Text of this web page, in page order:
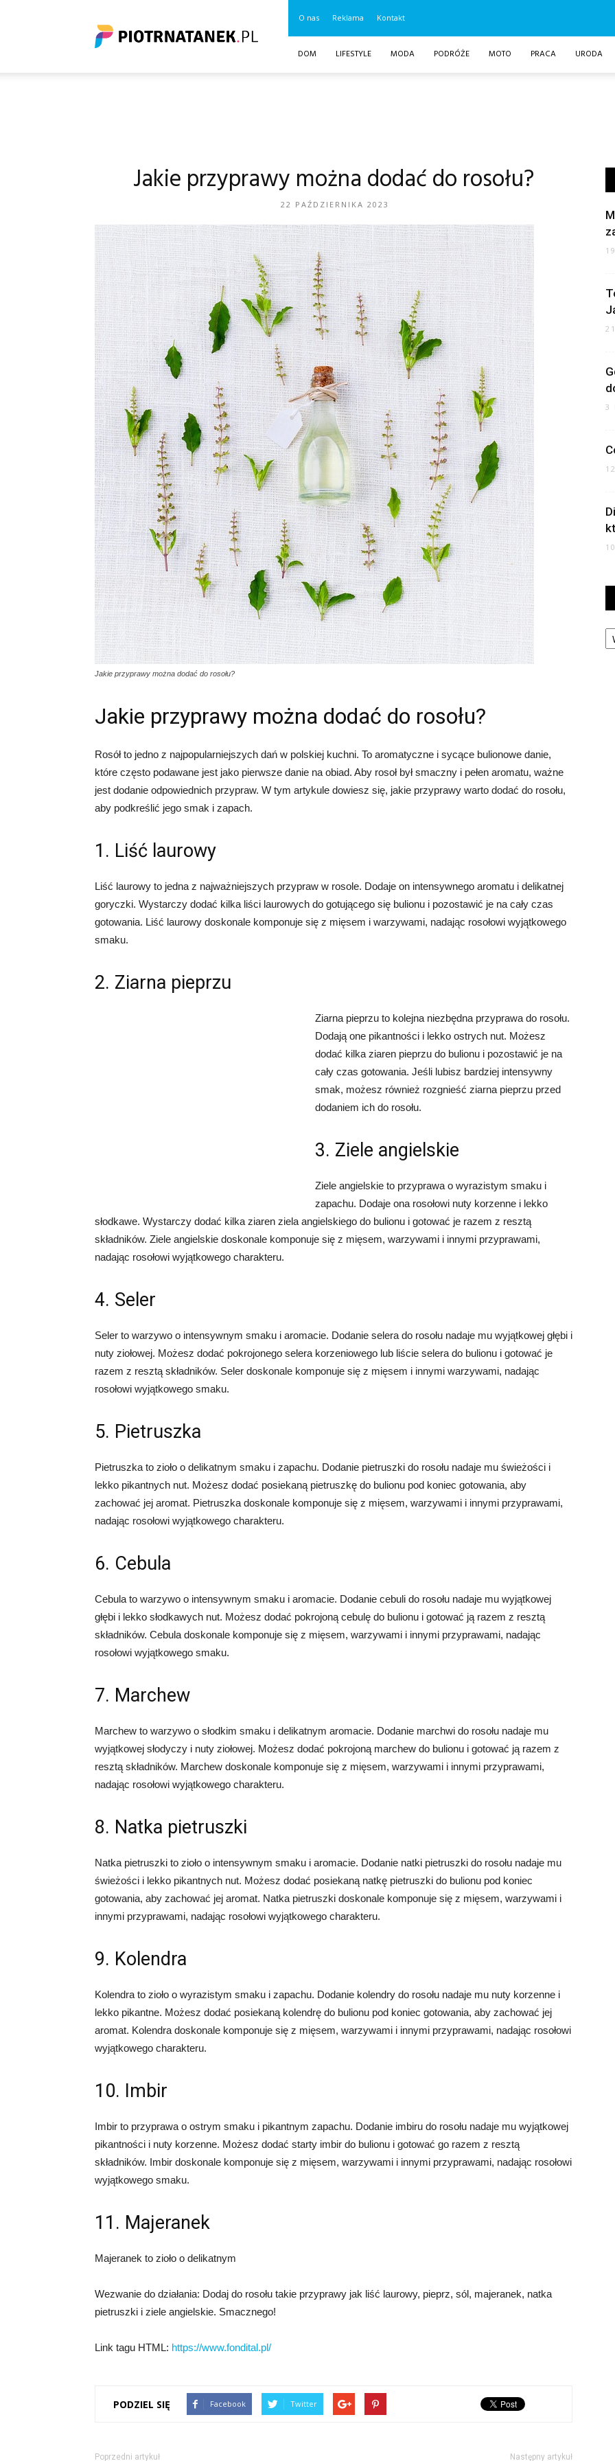
O nas Reklama Kontakt
DOM LIFESTYLE MODA PODRÓŻE MOTO PRACA URODA
Jakie przyprawy można dodać do rosołu?
22 PAŹDZIERNIKA 2023
Jakie przyprawy można dodać do rosołu?
Jakie przyprawy można dodać do rosołu?
Rosół to jedno z najpopularniejszych dań w polskiej kuchni. To aromatyczne i sycące bulionowe danie,
które często podawane jest jako pierwsze danie na obiad. Aby rosoł był smaczny i pełen aromatu, ważne
jest dodanie odpowiednich przypraw. W tym artykule dowiesz się, jakie przyprawy warto dodać do rosołu,
aby podkreślić jego smak i zapach.
1. Liść laurowy
Liść laurowy to jedna z najważniejszych przypraw w rosole. Dodaje on intensywnego aromatu i delikatnej
goryczki. Wystarczy dodać kilka liści laurowych do gotującego się bulionu i pozostawić je na cały czas
gotowania. Liść laurowy doskonale komponuje się z mięsem i warzywami, nadając rosołowi wyjątkowego
smaku.
2. Ziarna pieprzu
Ziarna pieprzu to kolejna niezbędna przyprawa do rosołu.
Dodają one pikantności i lekko ostrych nut. Możesz
dodać kilka ziaren pieprzu do bulionu i pozostawić je na
cały czas gotowania. Jeśli lubisz bardziej intensywny
smak, możesz również rozgnieść ziarna pieprzu przed
dodaniem ich do rosołu.
3. Ziele angielskie
Ziele angielskie to przyprawa o wyrazistym smaku i
zapachu. Dodaje ona rosołowi nuty korzenne i lekko
słodkawe. Wystarczy dodać kilka ziaren ziela angielskiego do bulionu i gotować je razem z resztą
składników. Ziele angielskie doskonale komponuje się z mięsem, warzywami i innymi przyprawami,
nadając rosołowi wyjątkowego charakteru.
4. Seler
Seler to warzywo o intensywnym smaku i aromacie. Dodanie selera do rosołu nadaje mu wyjątkowej głębi i
nuty ziołowej. Możesz dodać pokrojonego selera korzeniowego lub liście selera do bulionu i gotować je
razem z resztą składników. Seler doskonale komponuje się z mięsem i innymi warzywami, nadając
rosołowi wyjątkowego smaku.
5. Pietruszka
Pietruszka to zioło o delikatnym smaku i zapachu. Dodanie pietruszki do rosołu nadaje mu świeżości i
lekko pikantnych nut. Możesz dodać posiekaną pietruszkę do bulionu pod koniec gotowania, aby
zachować jej aromat. Pietruszka doskonale komponuje się z mięsem, warzywami i innymi przyprawami,
nadając rosołowi wyjątkowego charakteru.
6. Cebula
Cebula to warzywo o intensywnym smaku i aromacie. Dodanie cebuli do rosołu nadaje mu wyjątkowej
głębi i lekko słodkawych nut. Możesz dodać pokrojoną cebulę do bulionu i gotować ją razem z resztą
składników. Cebula doskonale komponuje się z mięsem, warzywami i innymi przyprawami, nadając
rosołowi wyjątkowego smaku.
7. Marchew
Marchew to warzywo o słodkim smaku i delikatnym aromacie. Dodanie marchwi do rosołu nadaje mu
wyjątkowej słodyczy i nuty ziołowej. Możesz dodać pokrojoną marchew do bulionu i gotować ją razem z
resztą składników. Marchew doskonale komponuje się z mięsem, warzywami i innymi przyprawami,
nadając rosołowi wyjątkowego charakteru.
8. Natka pietruszki
Natka pietruszki to zioło o intensywnym smaku i aromacie. Dodanie natki pietruszki do rosołu nadaje mu
świeżości i lekko pikantnych nut. Możesz dodać posiekaną natkę pietruszki do bulionu pod koniec
gotowania, aby zachować jej aromat. Natka pietruszki doskonale komponuje się z mięsem, warzywami i
innymi przyprawami, nadając rosołowi wyjątkowego charakteru.
9. Kolendra
Kolendra to zioło o wyrazistym smaku i zapachu. Dodanie kolendry do rosołu nadaje mu nuty korzenne i
lekko pikantne. Możesz dodać posiekaną kolendrę do bulionu pod koniec gotowania, aby zachować jej
aromat. Kolendra doskonale komponuje się z mięsem, warzywami i innymi przyprawami, nadając rosołowi
wyjątkowego charakteru.
10. Imbir
Imbir to przyprawa o ostrym smaku i pikantnym zapachu. Dodanie imbiru do rosołu nadaje mu wyjątkowej
pikantności i nuty korzenne. Możesz dodać starty imbir do bulionu i gotować go razem z resztą
składników. Imbir doskonale komponuje się z mięsem, warzywami i innymi przyprawami, nadając rosołowi
wyjątkowego smaku.
11. Majeranek
Majeranek to zioło o delikatnym
Wezwanie do działania: Dodaj do rosołu takie przyprawy jak liść laurowy, pieprz, sól, majeranek, natka
pietruszki i ziele angielskie. Smacznego!
Link tagu HTML: https://www.fondital.pl/
PODZIEL SIĘ Facebook Twitter
Poprzedni artykuł Następny artykuł
3